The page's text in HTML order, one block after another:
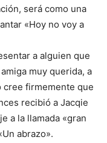
será como una
«Hoy no voy a
a alguien que
muy querida, a
cree firmemente que
recibió a Jacqie
a la llamada «gran
abrazo».